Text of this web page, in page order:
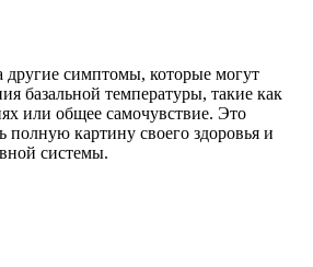
другие симптомы, которые могут
базальной температуры, такие как
или общее самочувствие. Это
полную картину своего здоровья и
системы.